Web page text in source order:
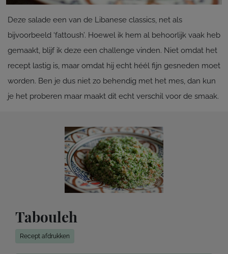
Deze salade een van de Libanese classics, net als
bijvoorbeeld ‘fattoush’. Hoewel ik hem al behoorlijk vaak heb
gemaakt, blijf ik deze een challenge vinden. Niet omdat het
recept lastig is, maar omdat hij echt héél fijn gesneden moet
worden. Ben je dus niet zo behendig met het mes, dan kun
je het proberen maar maakt dit echt verschil voor de smaak.
Tabouleh
Recept afdrukken